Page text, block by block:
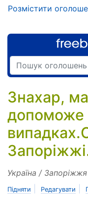
Розмістити
Знахар,
допоможе
Україна / Запоріжжя
Підняти Редагувати